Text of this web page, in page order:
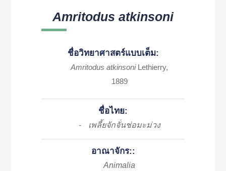
Amritodus atkinsoni
ชื่อวิทยาศาสตร์แบบเต็ม:
Amritodus atkinsoni
Lethierry,
1889
ชื่อไทย:
- เพลี้ยจักจั่นช่อมะม่วง
อาณาจักร::
Animalia